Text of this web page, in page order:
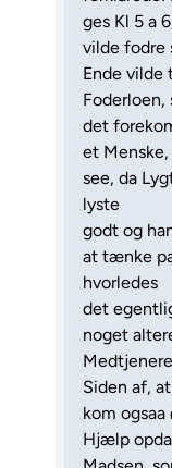
ges Kl 5 a
vilde fodre
Ende vilde
Foderloen,
det
et
see, da
lyste
godt og
at tænke
hvorledes
det
noget
Siden af,
kom
Hjælp